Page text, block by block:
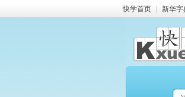
快学首页 新华字